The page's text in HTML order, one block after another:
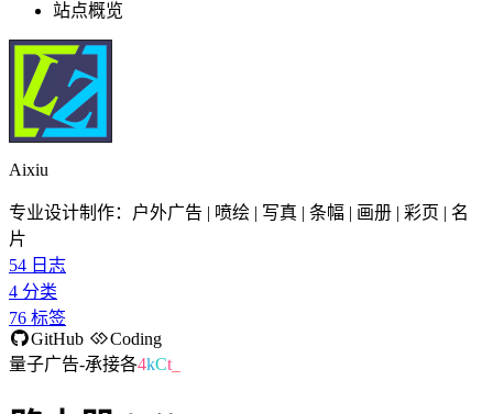
站点概览
Aixiu
专业设计制作：户外广告 | 喷绘 | 写真 | 条幅 | 画册 | 彩页 | 名
片
54 日志
4 分类
76 标签
GitHub
Coding
量子广告-承接各Uj.v_